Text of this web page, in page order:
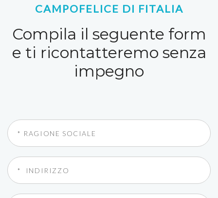
CAMPOFELICE DI FITALIA
Compila il seguente form
e ti ricontatteremo senza
impegno